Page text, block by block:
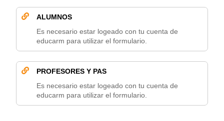
ALUMNOS
Es necesario estar logeado con tu cuenta de
educarm para utilizar el formulario.
PROFESORES Y PAS
Es necesario estar logeado con tu cuenta de
educarm para utilizar el formulario.